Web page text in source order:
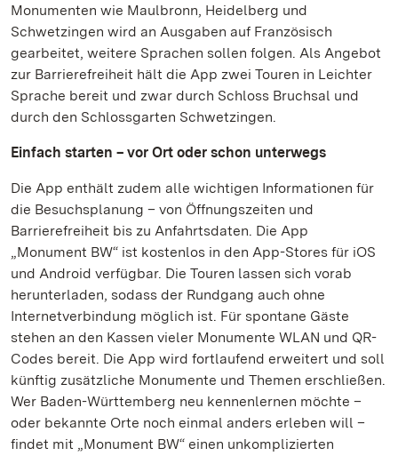
Monumenten wie Maulbronn, Heidelberg und
Schwetzingen wird an Ausgaben auf Französisch
gearbeitet, weitere Sprachen sollen folgen. Als Angebot
zur Barrierefreiheit hält die App zwei Touren in Leichter
Sprache bereit und zwar durch Schloss Bruchsal und
durch den Schlossgarten Schwetzingen.
Einfach starten – vor Ort oder schon unterwegs
Die App enthält zudem alle wichtigen Informationen für
die Besuchsplanung – von Öffnungszeiten und
Barrierefreiheit bis zu Anfahrtsdaten. Die App
„Monument BW“ ist kostenlos in den App-Stores für iOS
und Android verfügbar. Die Touren lassen sich vorab
herunterladen, sodass der Rundgang auch ohne
Internetverbindung möglich ist. Für spontane Gäste
stehen an den Kassen vieler Monumente WLAN und QR-
Codes bereit. Die App wird fortlaufend erweitert und soll
künftig zusätzliche Monumente und Themen erschließen.
Wer Baden-Württemberg neu kennenlernen möchte –
oder bekannte Orte noch einmal anders erleben will –
findet mit „Monument BW“ einen unkomplizierten